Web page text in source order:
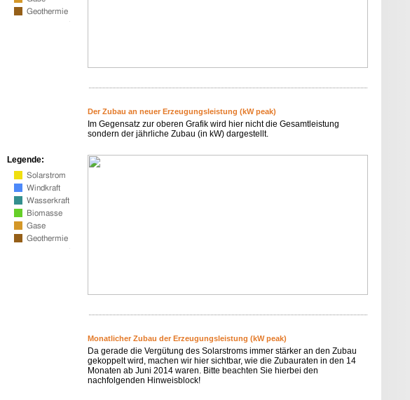
Der Zubau an neuer Erzeugungsleistung (kW peak)
Im Gegensatz zur oberen Grafik wird hier nicht die Gesamtleistung
sondern der jährliche Zubau (in kW) dargestellt.
Legende:
Monatlicher Zubau der Erzeugungsleistung (kW peak)
Da gerade die Vergütung des Solarstroms immer stärker an den Zubau
gekoppelt wird, machen wir hier sichtbar, wie die Zubauraten in den 14
Monaten ab Juni 2014 waren. Bitte beachten Sie hierbei den
nachfolgenden Hinweisblock!